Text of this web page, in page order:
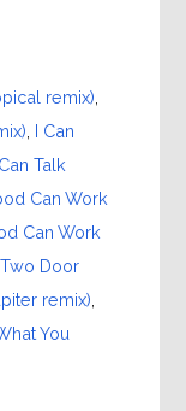
remix)
I Can
Talk
Can Work
Can Work
Two Door
remix)
You